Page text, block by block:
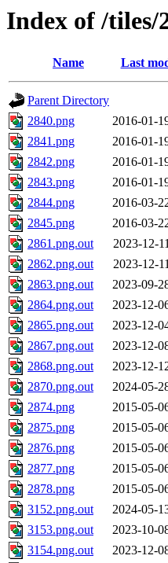
Index of /tiles/
Name Last
Parent Directory
2840.png
2016-01-
2841.png
2016-01-
2842.png
2016-01-
2843.png
2016-01-
2844.png
2016-03-
2845.png
2016-03-
2861.png.out
2023-12-
2862.png.out
2023-12-
2863.png.out
2023-09-
2864.png.out
2023-12-
2865.png.out
2023-12-
2867.png.out
2023-12-
2868.png.out
2023-12-
2870.png.out
2024-05-
2874.png
2015-05-
2875.png
2015-05-
2876.png
2015-05-
2877.png
2015-05-
2878.png
2015-05-
3152.png.out
2024-05-
3153.png.out
2023-10-
3154.png.out
2023-12-